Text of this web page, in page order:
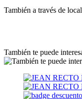
También a través de
También te puede